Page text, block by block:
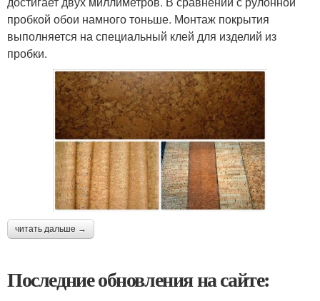
пробкой обои намного тоньше. Монтаж покрытия
выполняется на специальный клей для изделий из
пробки.
читать дальше →
Последние обновления на сайте: